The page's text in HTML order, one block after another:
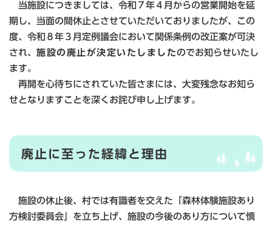
当施設につきましては、令和７年４月からの営業開始を延
期し、当面の間休止とさせていただいておりましたが、この
度、令和８年３月定例議会において関係条例の改正案が可決
され、 施設の廃止が決定いたしました のでお知らせいたし
ます。
再開を心待ちにされていた皆さまには、大変残念なお知ら
せとなりますことを深くお詫び申し上げます。
廃止に至った経緯と理由
施設の休止後、村では有識者を交えた「森林体験施設あり
方検討委員会」を立ち上げ、施設の今後のあり方について慎